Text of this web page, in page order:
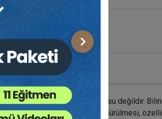
Sonraki
,Ticaret Hukuku
da böyle bir ayrım söz konusu değildir.
Bu senetlerin hükümden düşürülmesi,